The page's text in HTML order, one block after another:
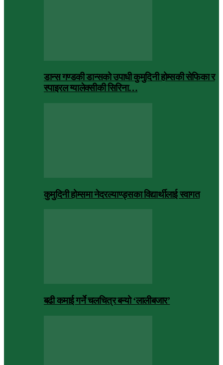
डान्स गण्डकी डान्सको उपाधी कुमुदिनी होम्सकी सेफिका र
स्पाइरल ग्यालेक्सीकी सिरिना…
कुमुदिनी होम्समा नेदरल्याण्ड्सका विद्यार्थीलाई स्वागत
बढी कमाई गर्ने चलचित्र बन्यो ‘लालीबजार’